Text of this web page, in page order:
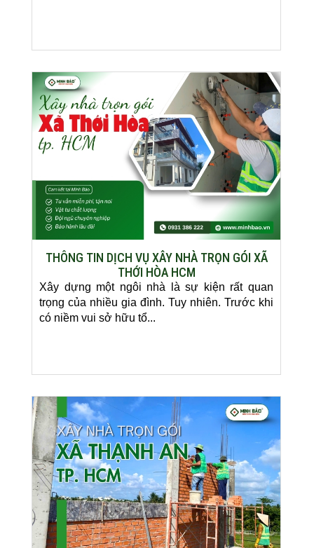
THÔNG TIN DỊCH VỤ XÂY NHÀ TRỌN GÓI XÃ
THỚI HÒA HCM
Xây dựng một ngôi nhà là sự kiện rất quan
trọng của nhiều gia đình. Tuy nhiên. Trước khi
có niềm vui sở hữu tổ...